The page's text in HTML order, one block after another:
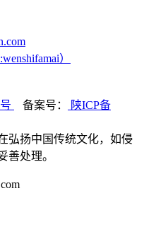
）
备案号：
陕ICP备
弘扬中国传统文化，如侵
善处理。